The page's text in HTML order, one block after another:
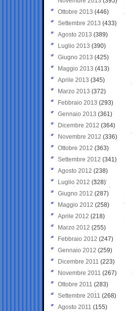
Ottobre 2013 (446)
Settembre 2013 (433)
Agosto 2013 (389)
Luglio 2013 (390)
Giugno 2013 (425)
Maggio 2013 (413)
Aprile 2013 (345)
Marzo 2013 (372)
Febbraio 2013 (293)
Gennaio 2013 (361)
Dicembre 2012 (364)
Novembre 2012 (336)
Ottobre 2012 (363)
Settembre 2012 (341)
Agosto 2012 (238)
Luglio 2012 (328)
Giugno 2012 (287)
Maggio 2012 (258)
Aprile 2012 (218)
Marzo 2012 (255)
Febbraio 2012 (247)
Gennaio 2012 (259)
Dicembre 2011 (223)
Novembre 2011 (267)
Ottobre 2011 (283)
Settembre 2011 (268)
Agosto 2011 (155)